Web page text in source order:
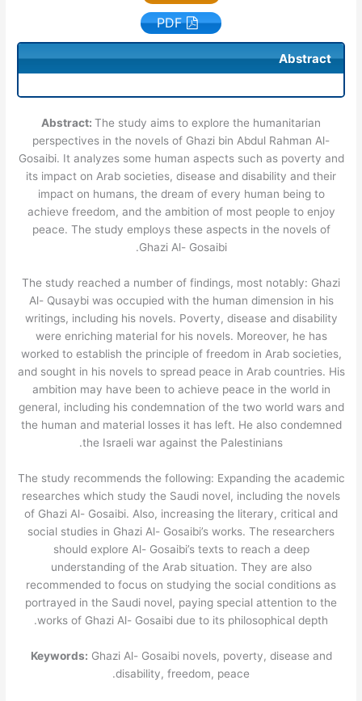
PDF
Abstract
Abstract: The study aims to explore the humanitarian
perspectives in the novels of Ghazi bin Abdul Rahman Al-
Gosaibi. It analyzes some human aspects such as poverty and
its impact on Arab societies, disease and disability and their
impact on humans, the dream of every human being to
achieve freedom, and the ambition of most people to enjoy
peace. The study employs these aspects in the novels of
Ghazi Al- Gosaibi.
The study reached a number of findings, most notably: Ghazi
Al- Qusaybi was occupied with the human dimension in his
writings, including his novels. Poverty, disease and disability
were enriching material for his novels. Moreover, he has
worked to establish the principle of freedom in Arab societies,
and sought in his novels to spread peace in Arab countries. His
ambition may have been to achieve peace in the world in
general, including his condemnation of the two world wars and
the human and material losses it has left. He also condemned
the Israeli war against the Palestinians.
The study recommends the following: Expanding the academic
researches which study the Saudi novel, including the novels
of Ghazi Al- Gosaibi. Also, increasing the literary, critical and
social studies in Ghazi Al- Gosaibi’s works. The researchers
should explore Al- Gosaibi’s texts to reach a deep
understanding of the Arab situation. They are also
recommended to focus on studying the social conditions as
portrayed in the Saudi novel, paying special attention to the
works of Ghazi Al- Gosaibi due to its philosophical depth.
Keywords: Ghazi Al- Gosaibi novels, poverty, disease and
disability, freedom, peace.